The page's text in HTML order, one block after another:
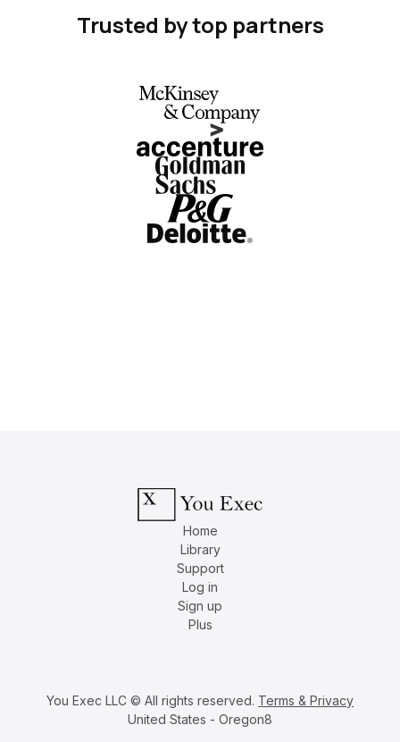
Trusted by top partners
Home
Library
Support
Log in
Sign up
Plus
You Exec LLC © All rights reserved. Terms & Privacy
United States - Oregon8